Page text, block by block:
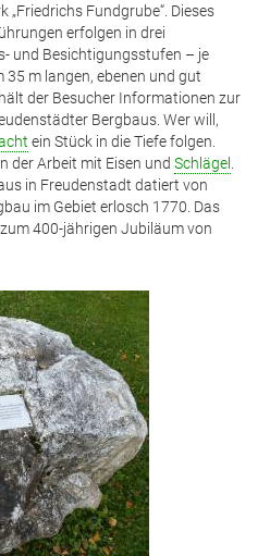
„Friedrichs Fundgrube“. Dieses
erfolgen in drei
und Besichtigungsstufen – je
35 m langen, ebenen und gut
der Besucher Informationen zur
Bergbaus. Wer will,
ein Stück in die Tiefe folgen.
der Arbeit mit Eisen und Schlägel .
in Freudenstadt datiert von
im Gebiet erlosch 1770. Das
400-jährigen Jubiläum von